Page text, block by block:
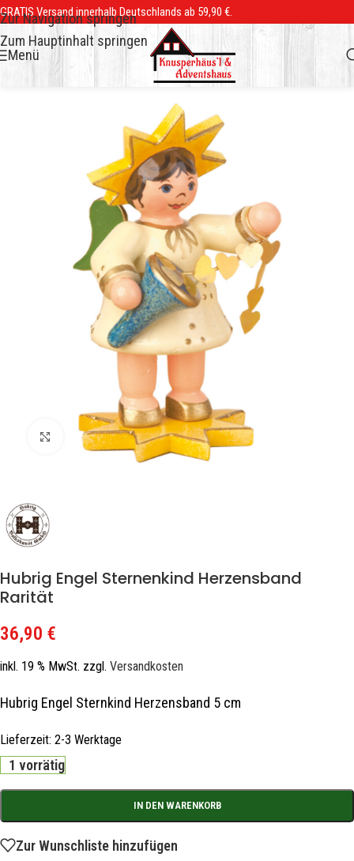
Zur Navigation springen
Zum Hauptinhalt springen
GRATIS Versand innerhalb Deutschlands ab 59,90 €.
Menü
Zum Vergrößern klicken
Hubrig Engel Sternenkind Herzensband
Rarität
36,90 €
inkl. 19 % MwSt. zzgl. Versandkosten
Hubrig Engel Sternkind Herzensband 5 cm
Lieferzeit: 2-3 Werktage
1 vorrätig
IN DEN WARENKORB
Zur Wunschliste hinzufügen